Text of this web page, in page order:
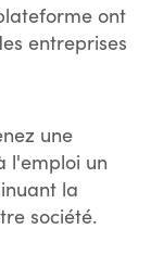
ont
entreprises
une
l'emploi un
la
société.